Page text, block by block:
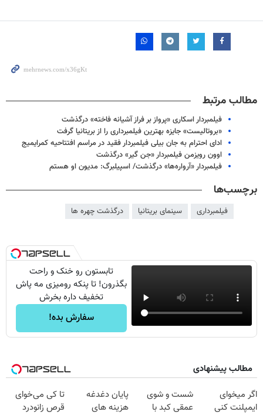
مطالب مرتبط
فیلمبردار اسکاری «پرواز بر فراز آشیانه فاخته» درگذشت
«بروتالیست» جایزه بهترین فیلمبرداری را از بریتانیا گرفت
ادای احترام به جان بیلی فیلمبردار فقید در مراسم افتتاحیه کمرایمیج
اوون رویزمن فیلمبردار «جن گیر» درگذشت
فیلمبردار «آرواره‌ها» درگذشت/ اسپیلبرگ: مدیون او هستم
برچسب‌ها
فیلمبرداری سینمای بریتانیا درگذشت چهره ها
تابستون رو خنک و راحت
بگذرون! تا پنکه رومیزی مه پاش
تخفیف داره بخرش
سفارش بده!
مطالب پیشنهادی
اگر میخوای
ایمپلنت کنی
شست و شوی
عمقی کبد با
پایان دغدغه
هزینه های
تا کی می‌خوای
قرص زانودرد